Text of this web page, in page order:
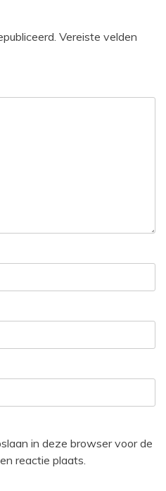
Vereiste velden
in deze browser voor de
reactie plaats.